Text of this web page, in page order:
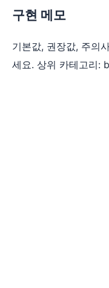
구현 메모
기본값, 권장값, 주의
세요. 상위 카테고리: